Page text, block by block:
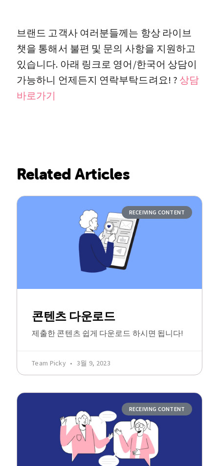
브랜드 고객사 여러분들께는 항상 라이브
챗을 통해서 불편 및 문의 사항을 지원하고
있습니다. 아래 링크로 영어/한국어 상담이
가능하니 언제든지 연락부탁드려요! ? 상담
바로가기
Related Articles
RECEIVING CONTENT
콘텐츠 다운로드
제출한 콘텐츠 쉽게 다운로드 하시면 됩니다!
Team Picky 3월 9, 2023
RECEIVING CONTENT